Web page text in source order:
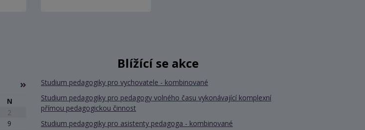
N
2
9
Blížící se akce
Studium pedagogiky pro vychovatele - kombinované
Studium pedagogiky pro pedagogy volného času vykonávající komplexní
přímou pedagogickou činnost
Studium pedagogiky pro asistenty pedagoga - kombinované